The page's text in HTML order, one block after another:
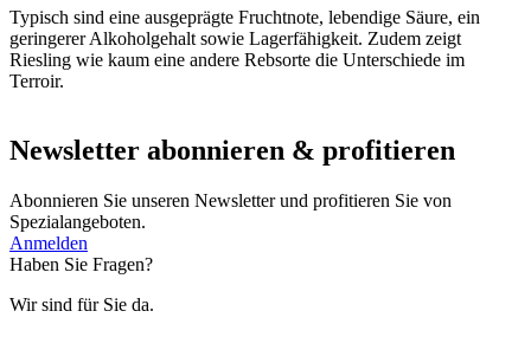
Typisch sind eine ausgeprägte Fruchtnote, lebendige Säure, ein
geringerer Alkoholgehalt sowie Lagerfähigkeit. Zudem zeigt
Riesling wie kaum eine andere Rebsorte die Unterschiede im
Terroir.
Newsletter abonnieren & profitieren
Abonnieren Sie unseren Newsletter und profitieren Sie von
Spezialangeboten.
Anmelden
Haben Sie Fragen?
Wir sind für Sie da.